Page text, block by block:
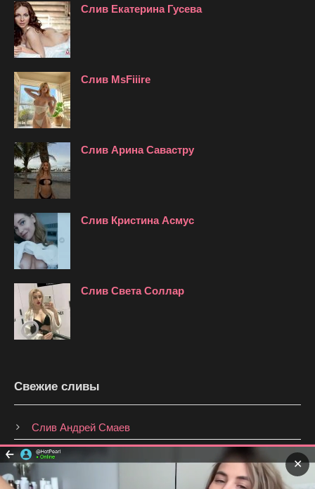
Слив Екатерина Гусева
Слив MsFiiire
Слив Арина Савастру
Слив Кристина Асмус
Слив Света Соллар
Свежие сливы
Слив Андрей Смаев
Слив Анастасия Брагина
Слив Shmakovajojo
✕